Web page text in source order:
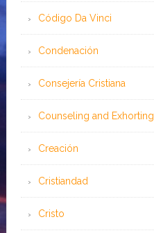
Código Da Vinci
Condenación
Consejería Cristiana
Counseling and Exhorting
Creación
Cristiandad
Cristo